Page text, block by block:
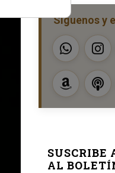
Síguenos y
SUSCRIBE
AL